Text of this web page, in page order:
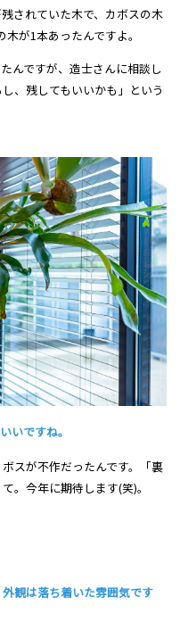
されていた木で、カボスの木
が1本あったんですよ。
んですが、造士さんに相談し
、残してもいいかも」という
いですね。
スが不作だったんです。「裏
。今年に期待します(笑)。
観は落ち着いた雰囲気です